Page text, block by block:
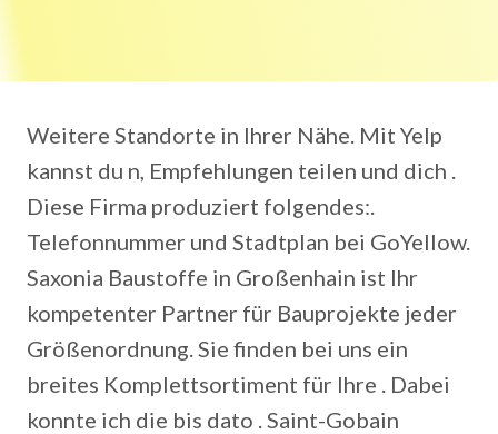
Weitere Standorte in Ihrer Nähe. Mit Yelp
kannst du n, Empfehlungen teilen und dich .
Diese Firma produziert folgendes:.
Telefonnummer und Stadtplan bei GoYellow.
Saxonia Baustoffe in Großenhain ist Ihr
kompetenter Partner für Bauprojekte jeder
Größenordnung. Sie finden bei uns ein
breites Komplettsortiment für Ihre . Dabei
konnte ich die bis dato . Saint-Gobain